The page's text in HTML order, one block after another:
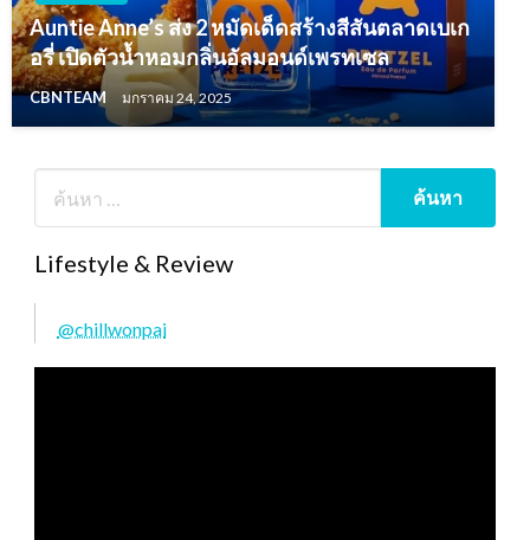
Auntie Anne’s ส่ง 2 หมัดเด็ดสร้างสีสันตลาดเบเก
อรี่ เปิดตัวน้ำหอมกลิ่นอัลมอนด์เพรทเซล
CBNTEAM มกราคม 24, 2025
Lifestyle & Review
@chillwonpai